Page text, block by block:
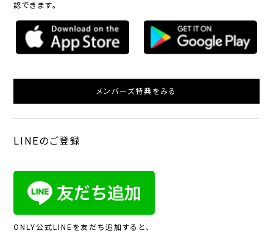
認できます。
メンバーズ特典をみる
LINEのご登録
ONLY公式LINEを友だち追加すると、